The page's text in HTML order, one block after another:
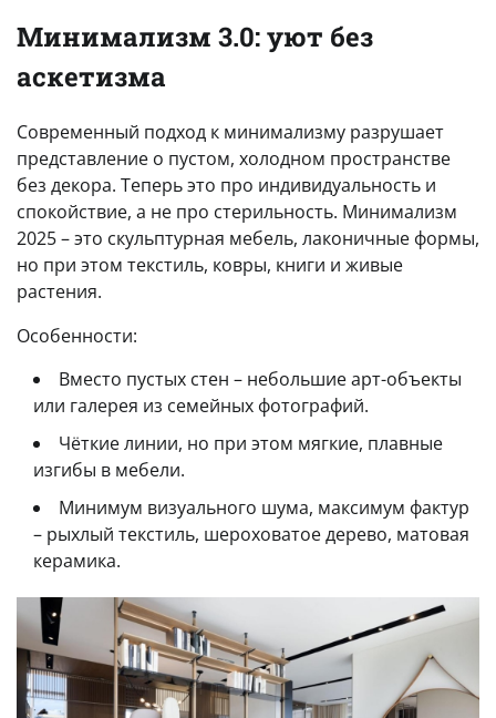
Минимализм 3.0: уют без
аскетизма
Современный подход к минимализму разрушает
представление о пустом, холодном пространстве
без декора. Теперь это про индивидуальность и
спокойствие, а не про стерильность. Минимализм
2025 – это скульптурная мебель, лаконичные формы,
но при этом текстиль, ковры, книги и живые
растения.
Особенности:
Вместо пустых стен – небольшие арт-объекты
или галерея из семейных фотографий.
Чёткие линии, но при этом мягкие, плавные
изгибы в мебели.
Минимум визуального шума, максимум фактур
– рыхлый текстиль, шероховатое дерево, матовая
керамика.